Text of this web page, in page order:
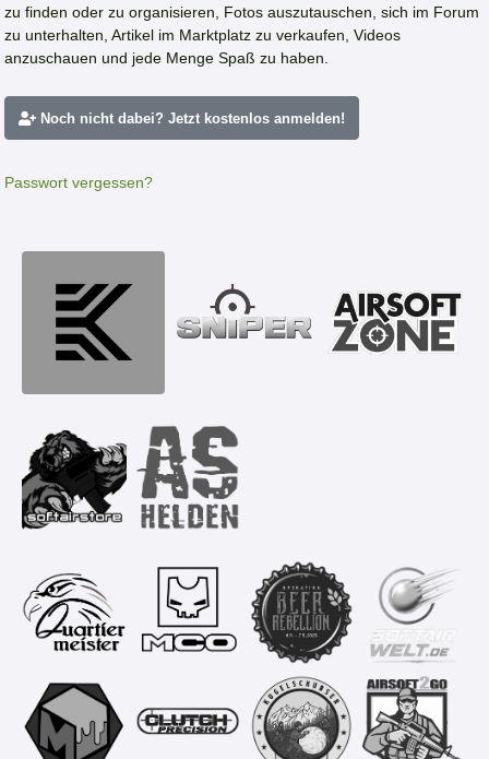
zu finden oder zu organisieren, Fotos auszutauschen, sich im Forum
zu unterhalten, Artikel im Marktplatz zu verkaufen, Videos
anzuschauen und jede Menge Spaß zu haben.
Noch nicht dabei? Jetzt kostenlos anmelden!
Passwort vergessen?